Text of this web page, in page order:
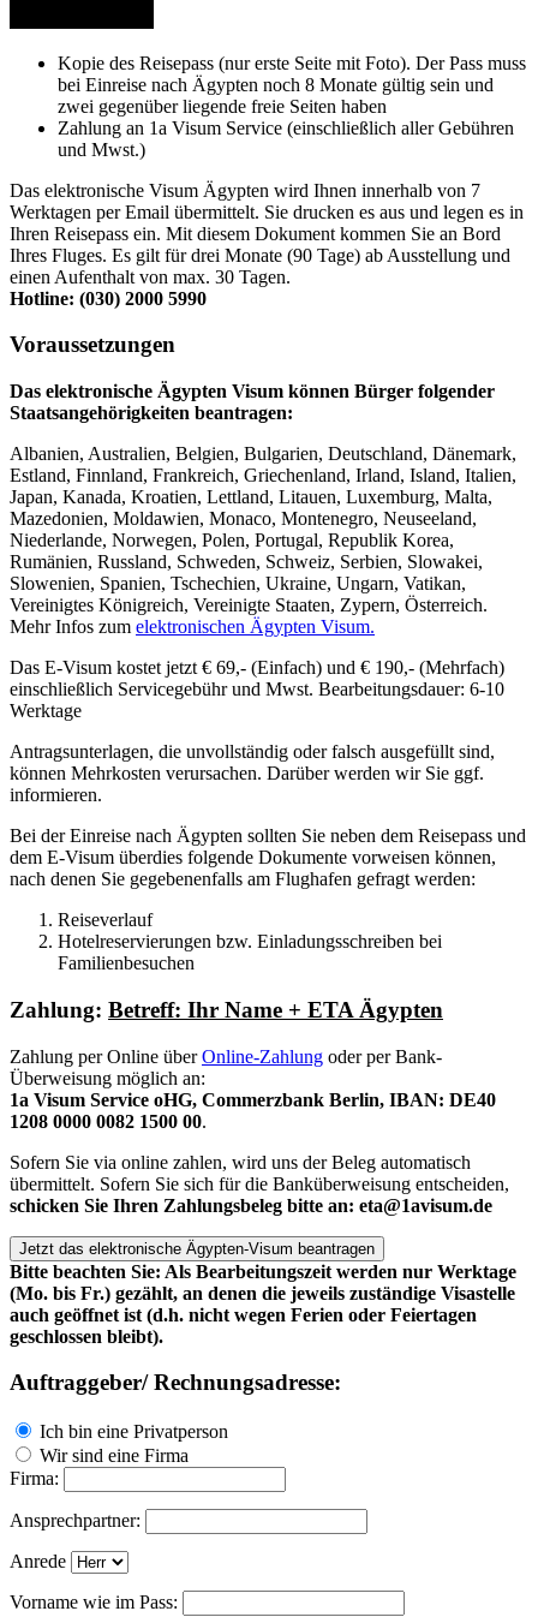
Kopie des Reisepass (nur erste Seite mit Foto). Der Pass muss
bei Einreise nach Ägypten noch 8 Monate gültig sein und
zwei gegenüber liegende freie Seiten haben
Zahlung an 1a Visum Service (einschließlich aller Gebühren
und Mwst.)
Das elektronische Visum Ägypten wird Ihnen innerhalb von 7
Werktagen per Email übermittelt. Sie drucken es aus und legen es in
Ihren Reisepass ein. Mit diesem Dokument kommen Sie an Bord
Ihres Fluges. Es gilt für drei Monate (90 Tage) ab Ausstellung und
einen Aufenthalt von max. 30 Tagen.
Hotline: (030) 2000 5990
Voraussetzungen
Das elektronische Ägypten Visum können Bürger folgender
Staatsangehörigkeiten beantragen:
Albanien, Australien, Belgien, Bulgarien, Deutschland, Dänemark,
Estland, Finnland, Frankreich, Griechenland, Irland, Island, Italien,
Japan, Kanada, Kroatien, Lettland, Litauen, Luxemburg, Malta,
Mazedonien, Moldawien, Monaco, Montenegro, Neuseeland,
Niederlande, Norwegen, Polen, Portugal, Republik Korea,
Rumänien, Russland, Schweden, Schweiz, Serbien, Slowakei,
Slowenien, Spanien, Tschechien, Ukraine, Ungarn, Vatikan,
Vereinigtes Königreich, Vereinigte Staaten, Zypern, Österreich.
Mehr Infos zum elektronischen Ägypten Visum.
Das E-Visum kostet jetzt € 69,- (Einfach) und € 190,- (Mehrfach)
einschließlich Servicegebühr und Mwst. Bearbeitungsdauer: 6-10
Werktage
Antragsunterlagen, die unvollständig oder falsch ausgefüllt sind,
können Mehrkosten verursachen. Darüber werden wir Sie ggf.
informieren.
Bei der Einreise nach Ägypten sollten Sie neben dem Reisepass und
dem E-Visum überdies folgende Dokumente vorweisen können,
nach denen Sie gegebenenfalls am Flughafen gefragt werden:
Reiseverlauf
Hotelreservierungen bzw. Einladungsschreiben bei
Familienbesuchen
Zahlung: Betreff: Ihr Name + ETA Ägypten
Zahlung per Online überOnline-Zahlung oder per Bank-
Überweisung möglich an:
1a Visum Service oHG, Commerzbank Berlin, IBAN: DE40
1208 0000 0082 1500 00.
Sofern Sie via online zahlen, wird uns der Beleg automatisch
übermittelt. Sofern Sie sich für die Banküberweisung entscheiden,
schicken Sie Ihren Zahlungsbeleg bitte an: eta@1avisum.de
Bitte beachten Sie: Als Bearbeitungszeit werden nur Werktage
(Mo. bis Fr.) gezählt, an denen die jeweils zuständige Visastelle
auch geöffnet ist (d.h. nicht wegen Ferien oder Feiertagen
geschlossen bleibt).
Auftraggeber/ Rechnungsadresse:
Ich bin eine Privatperson
Wir sind eine Firma
Firma:
Ansprechpartner:
Anrede
Vorname wie im Pass: